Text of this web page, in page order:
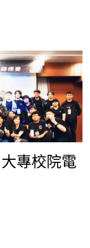
專校院電